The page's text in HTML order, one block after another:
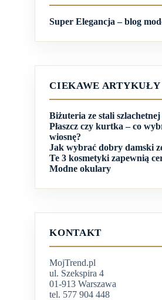
Super Elegancja – blog
CIEKAWE ARTYKUŁY
Biżuteria ze stali
Płaszcz czy kurtka – co
wiosnę?
Jak wybrać dobry damski
Te 3 kosmetyki zapewnią
Modne okulary
KONTAKT
MojTrend.pl
ul. Szekspira 4
01-913 Warszawa
tel. 577 904 448